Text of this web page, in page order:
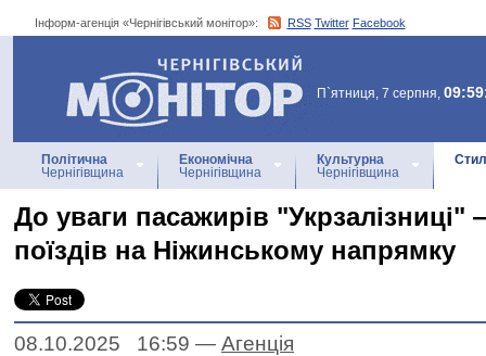
Інформ-агенція «Чернігівський монітор»: RSS Twitter Facebook
Інформ-агенція
«Чернігівський монітор»
П`ятниця, 7 серпня,
Політична
Чернігівщина
Економічна
Чернігівщина
Культурна
Чернігівщина
До уваги пасажирів "Укрзалізниці"
поїздів на Ніжинському напрямку
08.10.2025 16:59 — Агенцiя